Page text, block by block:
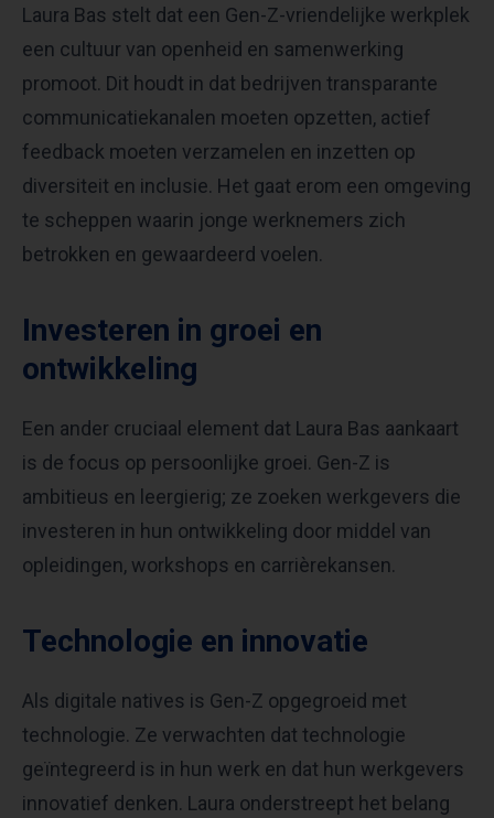
Laura Bas stelt dat een Gen-Z-vriendelijke werkplek
een cultuur van openheid en samenwerking
promoot. Dit houdt in dat bedrijven transparante
communicatiekanalen moeten opzetten, actief
feedback moeten verzamelen en inzetten op
diversiteit en inclusie. Het gaat erom een omgeving
te scheppen waarin jonge werknemers zich
betrokken en gewaardeerd voelen.
Investeren in groei en
ontwikkeling
Een ander cruciaal element dat Laura Bas aankaart
is de focus op persoonlijke groei. Gen-Z is
ambitieus en leergierig; ze zoeken werkgevers die
investeren in hun ontwikkeling door middel van
opleidingen, workshops en carrièrekansen.
Technologie en innovatie
Als digitale natives is Gen-Z opgegroeid met
technologie. Ze verwachten dat technologie
geïntegreerd is in hun werk en dat hun werkgevers
innovatief denken. Laura onderstreept het belang